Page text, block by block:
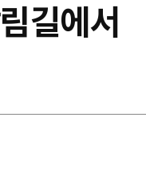
길에서